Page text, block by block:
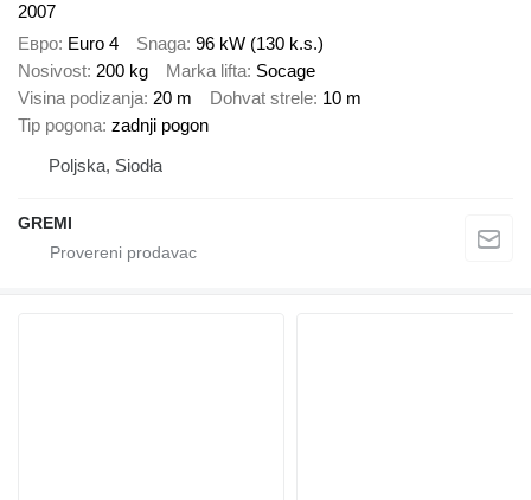
2007
Евро Euro 4 Snaga 96 kW (130 k.s.)
Nosivost 200 kg Marka lifta Socage
Visina podizanja 20 m Dohvat strele 10 m
Tip pogona zadnji pogon
Poljska, Siodła
GREMI